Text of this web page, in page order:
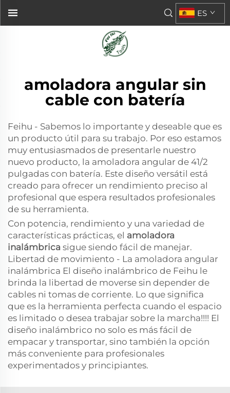
ES
amoladora angular sin
cable con batería
Feihu - Sabemos lo importante y deseable que es
un producto útil para su trabajo. Por eso estamos
muy entusiasmados de presentarle nuestro
nuevo producto, la amoladora angular de 41/2
pulgadas con batería. Este diseño versátil está
creado para ofrecer un rendimiento preciso al
profesional que espera resultados profesionales
de su herramienta.
Con potencia, rendimiento y una variedad de
características prácticas, el amoladora
inalámbrica sigue siendo fácil de manejar.
Libertad de movimiento - La amoladora angular
inalámbrica El diseño inalámbrico de Feihu le
brinda la libertad de moverse sin depender de
cables ni tomas de corriente. Lo que significa
que es la herramienta perfecta cuando el espacio
es limitado o desea trabajar sobre la marcha!!!! El
diseño inalámbrico no solo es más fácil de
empacar y transportar, sino también la opción
más conveniente para profesionales
experimentados y principiantes.